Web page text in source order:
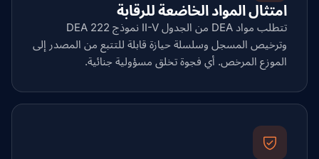
امتثال المواد الخاضعة للرقابة
تتطلب مواد DEA من الجدول II-V نموذج DEA 222
وترخيص المسجل وسلسلة حيازة قابلة للتتبع من المصدر إلى
الموزع المرخص. أي فجوة تخلق مسؤولية جنائية.